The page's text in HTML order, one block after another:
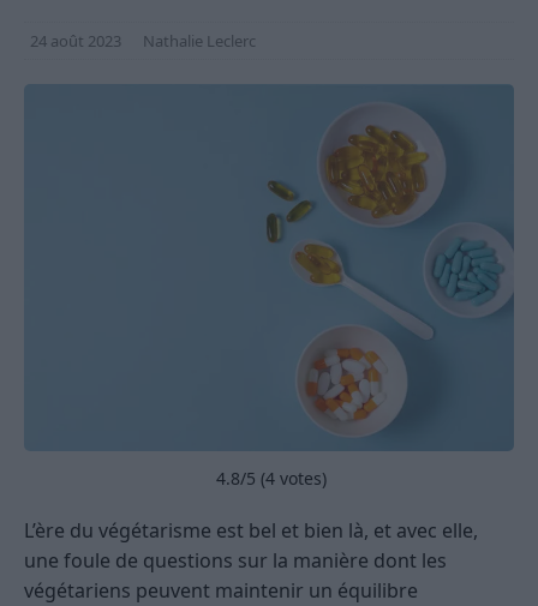
24 août 2023 Nathalie Leclerc
4.8/5 (4 votes)
L’ère du végétarisme est bel et bien là, et avec elle,
une foule de questions sur la manière dont les
végétariens peuvent maintenir un équilibre